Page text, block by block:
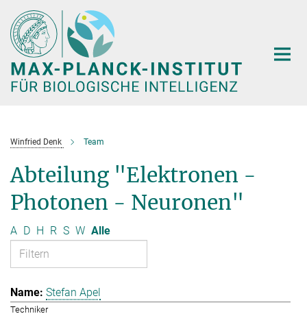
Hauptinhalt
Winfried Denk Team
Abteilung "Elektronen -
Photonen - Neuronen"
A D H R S W Alle
Stefan Apel
Techniker